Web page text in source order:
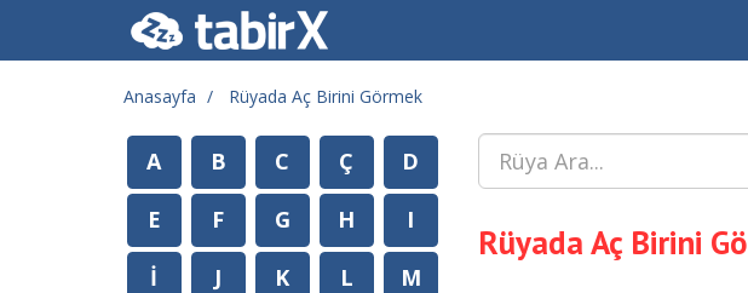
Anasayfa Rüyada Aç Birini Görmek
Rüyada Aç Birini
A B C Ç
D
E
F G H
I
İ
J K L
M